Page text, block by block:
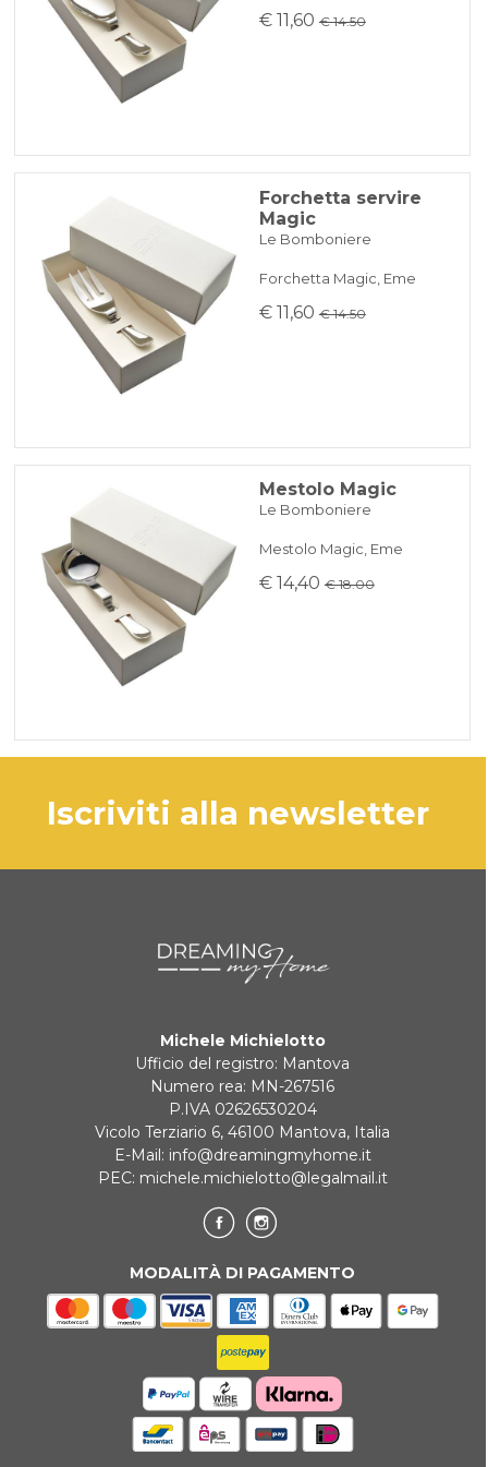
€ 11,60 € 14.50
Forchetta servire
Magic
Le Bomboniere
Forchetta Magic, Eme
€ 11,60 € 14.50
Mestolo Magic
Le Bomboniere
Mestolo Magic, Eme
€ 14,40 € 18.00
iscriviti alla newsletter
Michele Michielotto
Ufficio del registro: Mantova
Numero rea: MN-267516
P.IVA 02626530204
Vicolo Terziario 6, 46100 Mantova, Italia
E-Mail: info@dreamingmyhome.it
PEC: michele.michielotto@legalmail.it
MODALITÀ DI PAGAMENTO